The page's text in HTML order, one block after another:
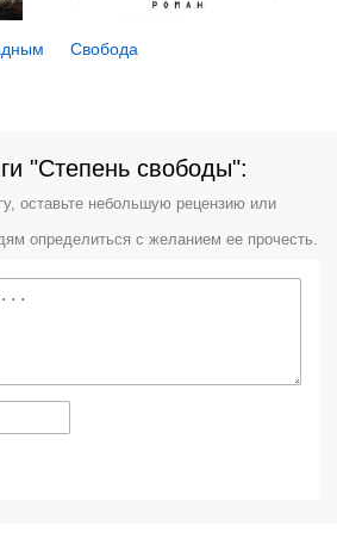
Свобода
"Степень свободы":
оставьте небольшую рецензию или
определиться с желанием ее прочесть.